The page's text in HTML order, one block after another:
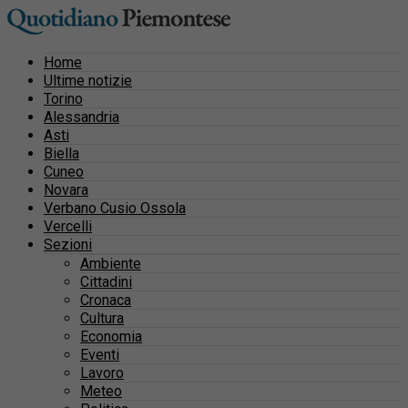
Home
Ultime notizie
Torino
Alessandria
Asti
Biella
Cuneo
Novara
Verbano Cusio Ossola
Vercelli
Sezioni
Ambiente
Cittadini
Cronaca
Cultura
Economia
Eventi
Lavoro
Meteo